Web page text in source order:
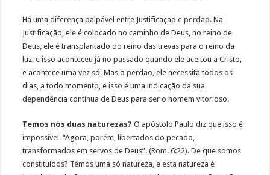
Há uma diferença palpável entre Justificação e perdão. Na
Justificação, ele é colocado no caminho de Deus, no reino de
Deus, ele é transplantado do reino das trevas para o reino da
luz, e isso aconteceu já no passado quando ele aceitou a Cristo,
e acontece uma vez só. Mas o perdão, ele necessita todos os
dias, a todo momento, e isso é uma indicação da sua
dependência contínua de Deus para ser o homem vitorioso.
Temos nós duas naturezas? O apóstolo Paulo diz que isso é
impossível. “Agora, porém, libertados do pecado,
transformados em servos de Deus”. (Rom. 6:22). De que somos
constituídos? Temos uma só natureza, e esta natureza é